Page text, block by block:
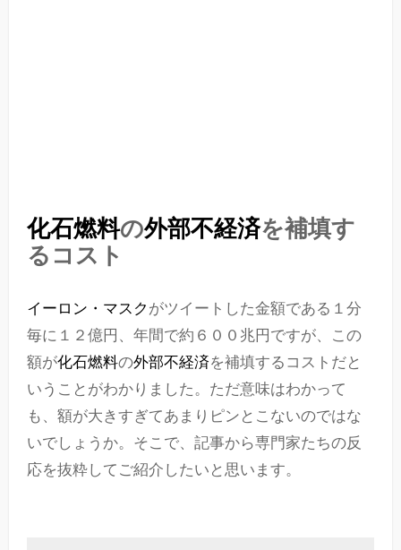
化石燃料の外部不経済を補填す
るコスト
イーロン・マスク がツイートした金額である１分
毎に１２億円、年間で約６００兆円ですが、この
額が化石燃料の外部不経済を補填するコストだと
いうことがわかりました。ただ意味はわかって
も、額が大きすぎてあまりピンとこないのではな
いでしょうか。そこで、記事から専門家たちの反
応を抜粋してご紹介したいと思います。